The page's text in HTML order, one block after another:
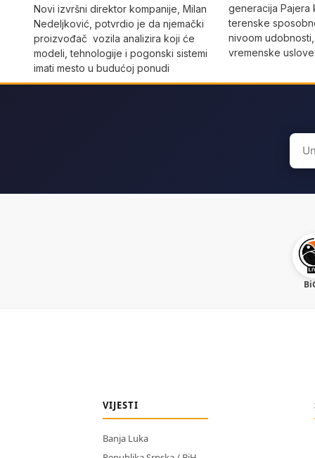
Novi izvršni direktor kompanije, Milan
Nedeljković, potvrdio je da njemački
proizvođač vozila analizira koji će
modeli, tehnologije i pogonski sistemi
imati mesto u budućoj ponudi
generacija Pajera
terenske
nivoom
vremenske
for:
VIJESTI
Banja Luka